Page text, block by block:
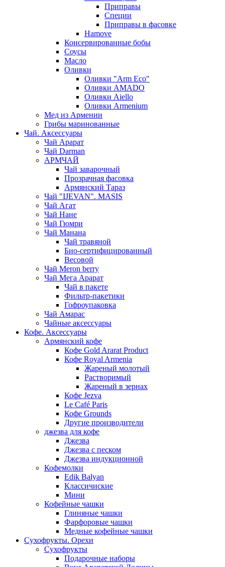
Приправы
Специи
Приправы в фасовке
Hamove
Консервированные бобы
Соусы
Масло
Оливки
Оливки "Arm Eco"
Оливки AMADO
Оливки Aiello
Оливки Armenium
Мед из Армении
Грибы маринованные
Чай. Аксессуары
Чай Арарат
Чай Darman
АРМЧАЙ
Чай заварочный
Прозрачная фасовка
Армянский Тараз
Чай "IJEVAN". MASIS
Чай Агат
Чай Нане
Чай Гюмри
Чай Манана
Чай травяной
Био-сертифицированный
Весовой
Чай Meron berry
Чай Мега Арарат
Чай в пакете
Фильтр-пакетики
Гофроупаковка
Чай Амарас
Чайные аксессуары
Кофе. Аксессуары
Армянский кофе
Кофе Gold Ararat Product
Кофе Royal Armenia
Жареный молотый
Растворимый
Жареный в зернах
Кофе Jezva
Le Café Paris
Кофе Grounds
Другие производители
джезва для кофе
Джезва
Джезва с песком
Джезва индукционной
Кофемолки
Edik Balyan
Классичиские
Мини
Кофейные чашки
Глиняные чашки
Фарфоровые чашки
Медные кофейные чашки
Сухофрукты. Орехи
Сухофрукты
Подарочные наборы